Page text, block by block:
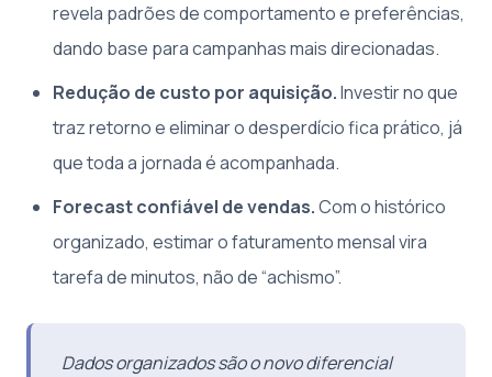
revela padrões de comportamento e preferências,
dando base para campanhas mais direcionadas.
Redução de custo por aquisição.Investir no que
traz retorno e eliminar o desperdício fica prático, já
que toda a jornada é acompanhada.
Forecast confiável de vendas.Com o histórico
organizado, estimar o faturamento mensal vira
tarefa de minutos, não de “achismo”.
Dados organizados são o novo diferencial